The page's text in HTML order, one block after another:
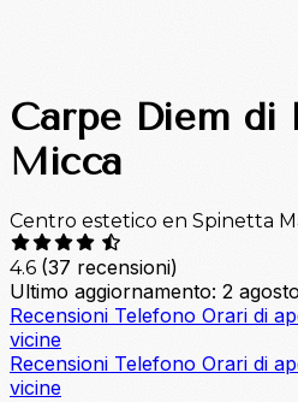
Carpe Diem di
Micca
Centro estetico en Spinetta
4.6 (37 recensioni)
Ultimo aggiornamento: 2
Recensioni Telefono Orari di
vicine
Recensioni Telefono Orari di
vicine